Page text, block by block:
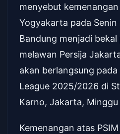
menyebut kemenangan
Yogyakarta pada
Bandung menjadi
melawan Persija
akan berlangsung
League 2025/2026 di
Karno, Jakarta, Minggu
Kemenangan atas